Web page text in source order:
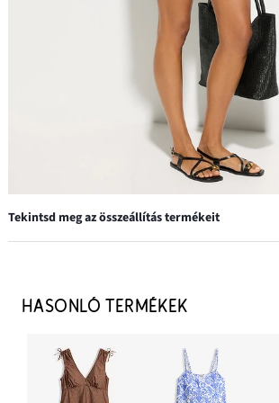
Tekintsd meg az összeállítás termékeit
Karika fülbevaló
5799 Ft
HASONLÓ TERMÉKEK